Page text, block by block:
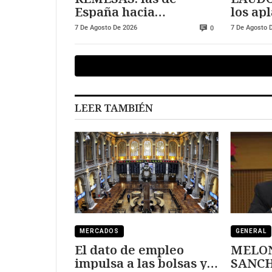
España hacia
Marruecos se han
7 De Agosto De 2026 0
los
7 De Agosto
LEER TAMBIÉN
MERCADOS
El dato de empleo
impulsa a las bolsas y
GENERAL